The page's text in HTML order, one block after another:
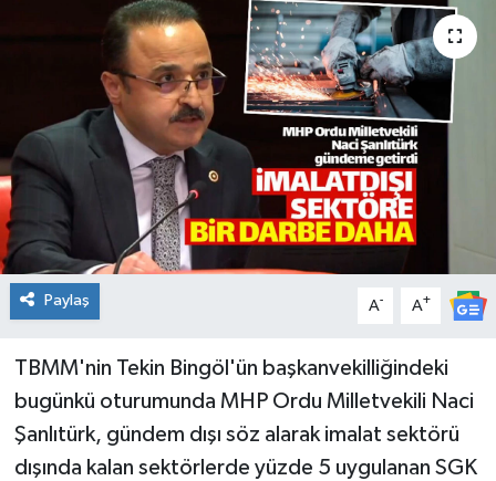
Paylaş A- A+
TBMM'nin Tekin Bingöl'ün başkanvekilliğindeki
bugünkü oturumunda MHP Ordu Milletvekili Naci
Şanlıtürk, gündem dışı söz alarak imalat sektörü
dışında kalan sektörlerde yüzde 5 uygulanan SGK
KULTUR-SANAT
MAGAZİN
MEDYA
OTOMOBİL
ÖZEL HABER
POLİTİKA
SAĞLIK
SPOR